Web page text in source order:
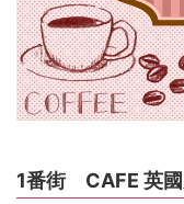
1番街 CAFE 英